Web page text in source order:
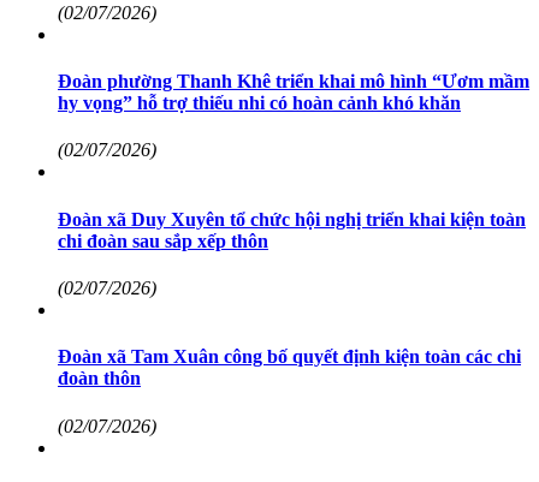
(02/07/2026)
Đoàn phường Thanh Khê triển khai mô hình “Ươm mầm
hy vọng” hỗ trợ thiếu nhi có hoàn cảnh khó khăn
(02/07/2026)
Đoàn xã Duy Xuyên tổ chức hội nghị triển khai kiện toàn
chi đoàn sau sắp xếp thôn
(02/07/2026)
Đoàn xã Tam Xuân công bố quyết định kiện toàn các chi
đoàn thôn
(02/07/2026)